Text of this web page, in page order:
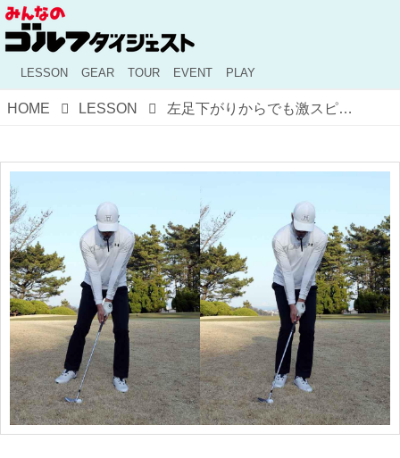
LESSON GEAR TOUR EVENT PLAY
HOME LESSON 左足下がりからでも激スピンで寄せたい！ 元サッカー日本代表・鈴木啓太が寄せの達人・伊澤秀憲に教わったギュギュッとスピンのアプローチ